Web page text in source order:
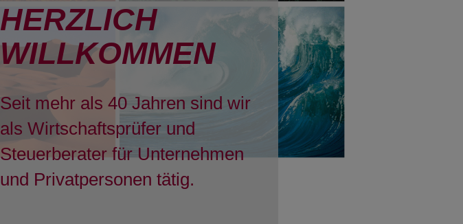
HERZLICH
WILLKOMMEN
Seit mehr als 40 Jahren sind wir
als Wirtschaftsprüfer und
Steuerberater für Unternehmen
und Privatpersonen tätig.